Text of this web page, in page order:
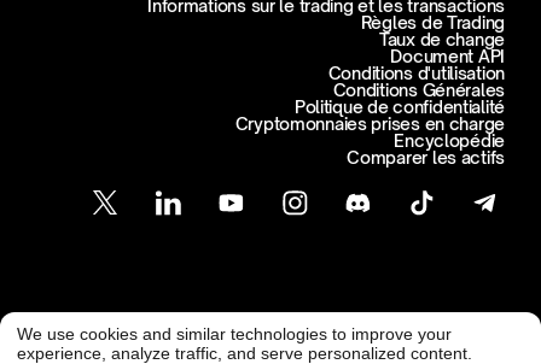
Informations sur le trading et les transactions
Règles de Trading
Taux de change
Document API
Conditions d'utilisation
Conditions Générales
Politique de confidentialité
Cryptomonnaies prises en charge
Encyclopédie
Comparer les actifs
Support Client
support@freedx.com @ Freedx 2026
We use cookies and similar technologies to improve your
experience, analyze traffic, and serve personalized content.